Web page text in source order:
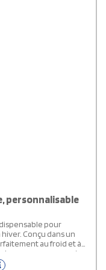
personnalisable
pour
Conçu dans un
au froid et à
de marquage permet
la tête grâce à